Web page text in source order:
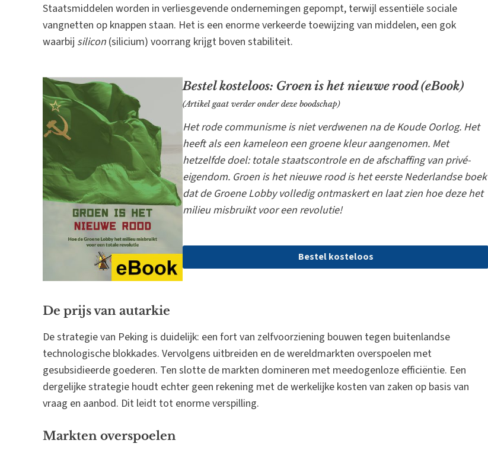
Staatsmiddelen worden in verliesgevende ondernemingen gepompt, terwijl essentiële sociale
vangnetten op knappen staan. Het is een enorme verkeerde toewijzing van middelen, een gok
waarbij silicon (silicium) voorrang krijgt boven stabiliteit.
Bestel kosteloos: Groen is het nieuwe rood (eBook)
(Artikel gaat verder onder deze boodschap)
Het rode communisme is niet verdwenen na de Koude Oorlog. Het
heeft als een kameleon een groene kleur aangenomen. Met
hetzelfde doel: totale staatscontrole en de afschaffing van privé-
eigendom. Groen is het nieuwe rood is het eerste Nederlandse boek
dat de Groene Lobby volledig ontmaskert en laat zien hoe deze het
milieu misbruikt voor een revolutie!
Bestel kosteloos
De prijs van autarkie
De strategie van Peking is duidelijk: een fort van zelfvoorziening bouwen tegen buitenlandse
technologische blokkades. Vervolgens uitbreiden en de wereldmarkten overspoelen met
gesubsidieerde goederen. Ten slotte de markten domineren met meedogenloze efficiëntie. Een
dergelijke strategie houdt echter geen rekening met de werkelijke kosten van zaken op basis van
vraag en aanbod. Dit leidt tot enorme verspilling.
Markten overspoelen